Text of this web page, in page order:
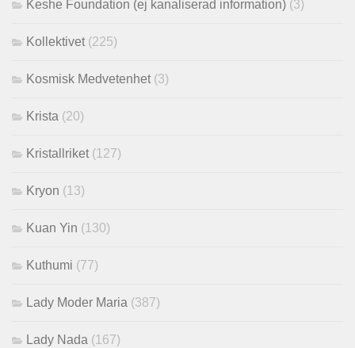
Keshe Foundation (ej kanaliserad information) (3)
Kollektivet (225)
Kosmisk Medvetenhet (3)
Krista (20)
Kristallriket (127)
Kryon (13)
Kuan Yin (130)
Kuthumi (77)
Lady Moder Maria (387)
Lady Nada (167)